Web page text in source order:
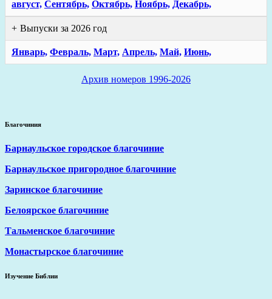
август, Сентябрь, Октябрь, Ноябрь, Декабрь,
Выпуски за 2026 год
Январь, Февраль, Март, Апрель, Май, Июнь,
Архив номеров 1996-2026
Благочиния
Барнаульское городское благочиние
Барнаульское пригородное благочиние
Заринское благочиние
Белоярское благочиние
Тальменское благочиние
Монастырское благочиние
Изучение Библии